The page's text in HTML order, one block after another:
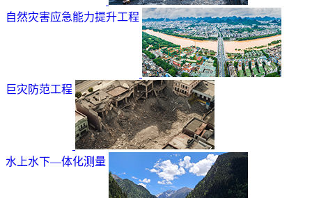
自然灾害应急能力提升工程
巨灾防范工程
水上水下—体化测量